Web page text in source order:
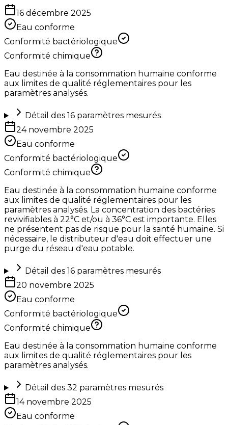
16 décembre 2025
Eau conforme
Conformité bactériologique
Conformité chimique
Eau destinée à la consommation humaine conforme
aux limites de qualité réglementaires pour les
paramètres analysés.
Détail des 16paramètres mesurés
24 novembre 2025
Eau conforme
Conformité bactériologique
Conformité chimique
Eau destinée à la consommation humaine conforme
aux limites de qualité réglementaires pour les
paramètres analysés. La concentration des bactéries
revivifiables à 22°C et/ou à 36°C est importante. Elles
ne présentent pas de risque pour la santé humaine. Si
nécessaire, le distributeur d'eau doit effectuer une
purge du réseau d'eau potable.
Détail des 16paramètres mesurés
20 novembre 2025
Eau conforme
Conformité bactériologique
Conformité chimique
Eau destinée à la consommation humaine conforme
aux limites de qualité réglementaires pour les
paramètres analysés.
Détail des 32 paramètres mesurés
14 novembre 2025
Eau conforme